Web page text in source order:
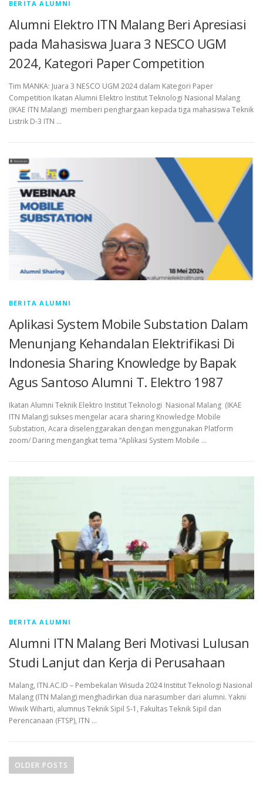
BERITA ALUMNI
Alumni Elektro ITN Malang Beri Apresiasi
pada Mahasiswa Juara 3 NESCO UGM
2024, Kategori Paper Competition
Tim MANKA: Juara 3 NESCO UGM 2024 dalam Kategori Paper
Competition Ikatan Alumni Elektro Institut Teknologi Nasional Malang
(IKAE ITN Malang) memberi penghargaan kepada tiga mahasiswa Teknik
Listrik D-3 ITN …
BERITA ALUMNI
Aplikasi System Mobile Substation Dalam
Menunjang Kehandalan Elektrifikasi Di
Indonesia Sharing Knowledge by Bapak
Agus Santoso Alumni T. Elektro 1987
Ikatan Alumni Teknik Elektro Institut Teknologi Nasional Malang (IKAE
ITN Malang) sukses mengelar acara sharing Knowledge Mobile
Substation, Acara diselenggarakan dengan menggunakan Platform
zoom/ Daring mengangkat tema “Aplikasi System Mobile …
BERITA ALUMNI
Alumni ITN Malang Beri Motivasi Lulusan
Studi Lanjut dan Kerja di Perusahaan
Malang, ITN.AC.ID – Pembekalan Wisuda 2024 Institut Teknologi Nasional
Malang (ITN Malang) menghadirkan dua narasumber dari alumni. Yakni
Wiwik Wiharti, alumnus Teknik Sipil S-1, Fakultas Teknik Sipil dan
Perencanaan (FTSP), ITN …
OLDER POSTS